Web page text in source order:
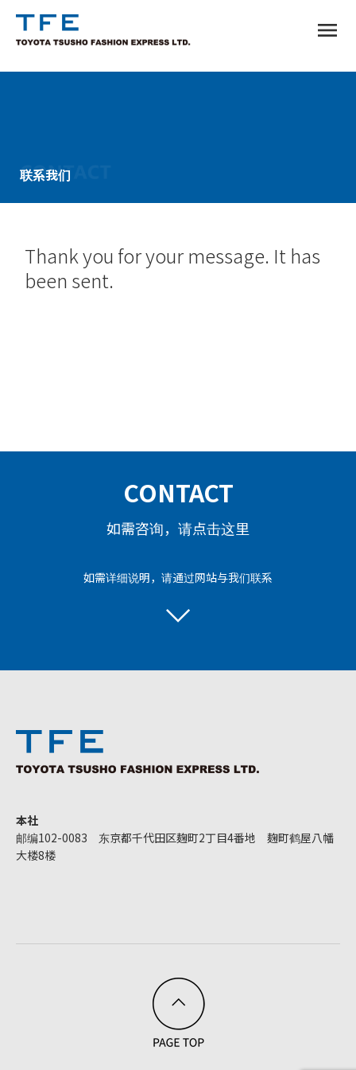
menu
联系我们
Thank you for your message. It has
been sent.
CONTACT
如需咨询，请点击这里
如需详细说明，请通过网站与我们联系
本社
邮编102-0083 东京都千代田区麹町2丁目4番地 麹町鹤屋八幡
大楼8楼